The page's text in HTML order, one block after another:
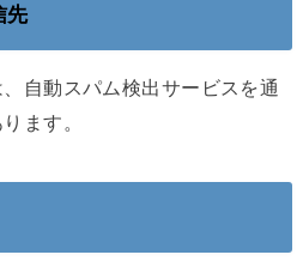
先
自動スパム検出サービスを通
ます。